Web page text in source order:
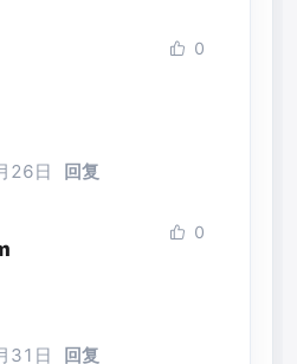
0
26日 回复
0
31日 回复